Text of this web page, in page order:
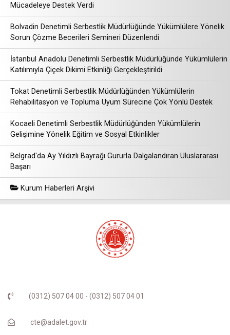
Mücadeleye Destek Verdi
Bolvadin Denetimli Serbestlik Müdürlüğünde Yükümlülere Yönelik
Sorun Çözme Becerileri Semineri Düzenlendi
İstanbul Anadolu Denetimli Serbestlik Müdürlüğünde Yükümlülerin
Katılımıyla Çiçek Dikimi Etkinliği Gerçekleştirildi
Tokat Denetimli Serbestlik Müdürlüğünden Yükümlülerin
Rehabilitasyon ve Topluma Uyum Sürecine Çok Yönlü Destek
Kocaeli Denetimli Serbestlik Müdürlüğünden Yükümlülerin
Gelişimine Yönelik Eğitim ve Sosyal Etkinlikler
Belgrad'da Ay Yıldızlı Bayrağı Gururla Dalgalandıran Uluslararası
Başarı
Kurum Haberleri Arşivi
(0312) 507 04 00 - (0312) 507 04 01
cte@adalet.gov.tr